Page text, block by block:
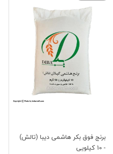
برنج فوق بکر هاشمی دیبا (تالش)
- 10 کیلویی